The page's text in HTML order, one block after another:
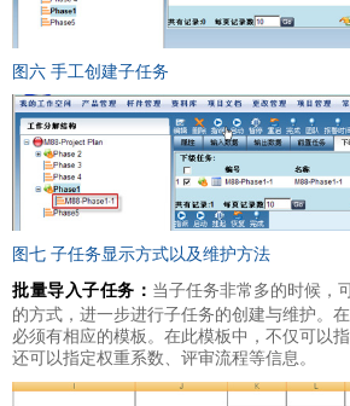
图六 手工创建子任务
图七 子任务显示方式以及维护方法
批量导入子任务： 当子任务非常多的时候，
的方式，进一步进行子任务的创建与维护。
必须有相应的模板。在此模板中，不仅可以
还可以指定权重系数、评审流程等信息。